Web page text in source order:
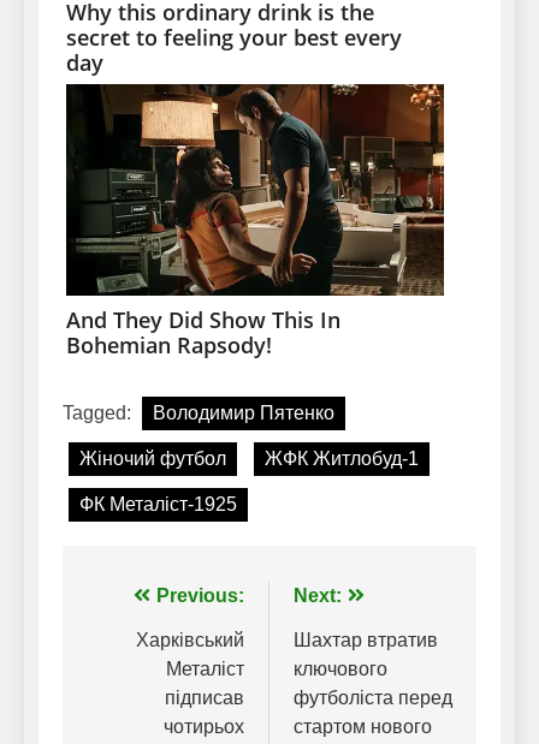
Tagged: Володимир Пятенко
Жіночий футбол ЖФК Житлобуд-1
ФК Металіст-1925
Навігація
записів
Previous:
Харківський
Металіст
підписав
чотирьох
Next:
Шахтар втратив
ключового
футболіста перед
стартом нового